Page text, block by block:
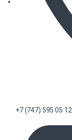
+7 (747) 595 05 12